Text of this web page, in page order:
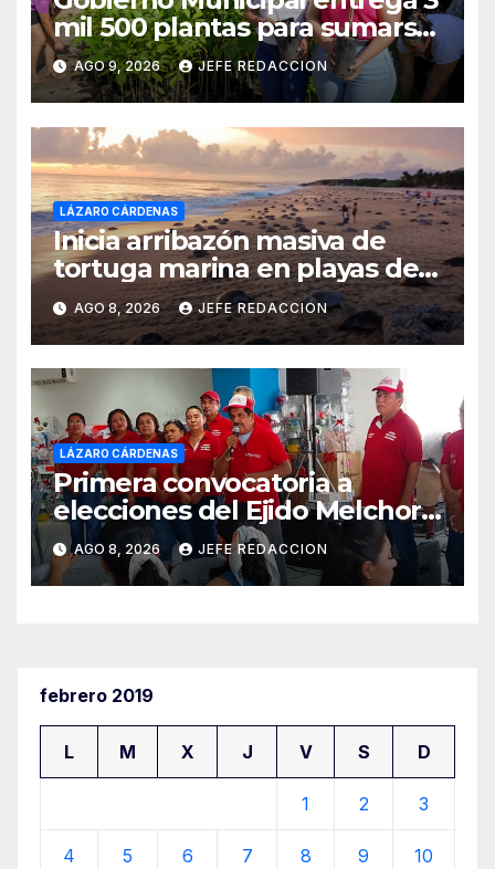
mil 500 plantas para sumarse
a la Jornada Nacional de
Reforestación
AGO 9, 2026 JEFE REDACCION
LÁZARO CÁRDENAS
Inicia arribazón masiva de
tortuga marina en playas de
Michoacán
AGO 8, 2026 JEFE REDACCION
LÁZARO CÁRDENAS
Primera convocatoria a
elecciones del Ejido Melchor
Ocampo en Lázaro Cárdenas
el domingo
AGO 8, 2026 JEFE REDACCION
febrero 2019
L M X J V S D
1 2 3
4 5 6 7 8 9 10